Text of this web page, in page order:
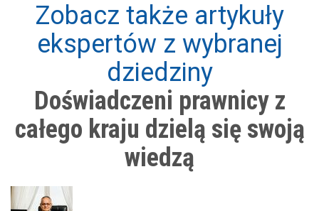
Zobacz także artykuły
ekspertów z wybranej
dziedziny
Doświadczeni prawnicy z
całego kraju dzielą się swoją
wiedzą